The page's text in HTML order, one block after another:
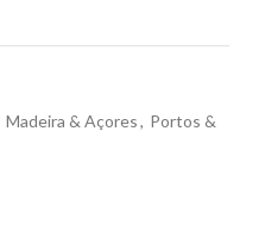
Madeira & Açores, Portos &